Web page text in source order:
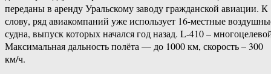
переданы в аренду Уральскому заводу гражданской авиации. К
слову, ряд авиакомпаний уже использует 16-местные
судна, выпуск которых начался год назад. L-410 –
Максимальная дальность полёта — до 1000 км, скорость – 300
км/ч.